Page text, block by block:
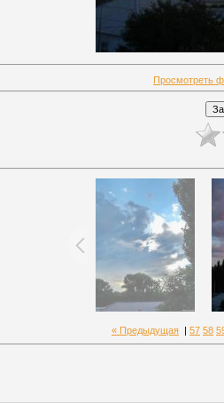
Просмотреть
« Предыдущая 57 58